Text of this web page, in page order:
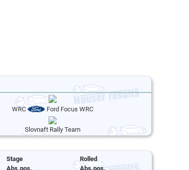
WRC Ford Focus WRC
Slovnaft Rally Team
Stage
Abs.pos.
Rolled
Abs.pos.